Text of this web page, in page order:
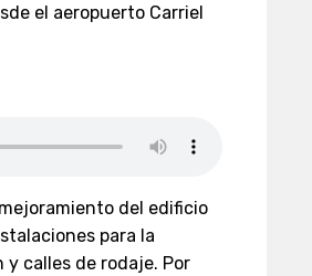
el aeropuerto Carriel
del edificio
para la
calles de rodaje. Por